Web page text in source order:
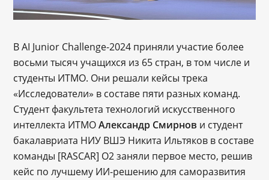
В AI Junior Challenge-2024 приняли участие более
восьми тысяч учащихся из 65 стран, в том числе и
студенты ИТМО. Они решали кейсы трека
«Исследователи» в составе пяти разных команд.
Студент факультета технологий искусственного
интеллекта ИТМОАлександр Смирнов и студент
бакалавриата НИУ ВШЭ Никита Ильтяков в составе
команды [RASCAR] O2 заняли первое место, решив
кейс по лучшему ИИ-решению для саморазвития